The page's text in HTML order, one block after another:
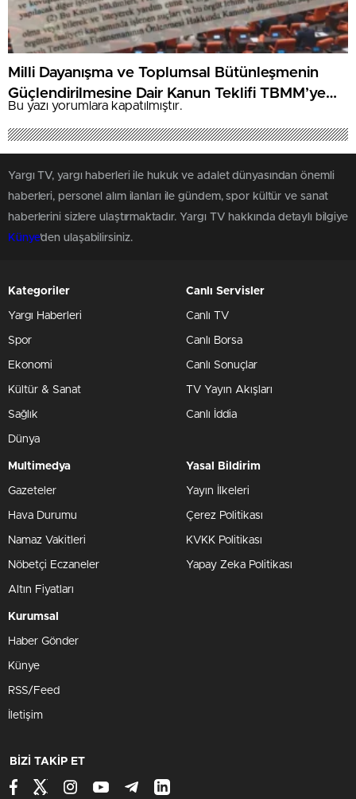
Milli Dayanışma ve Toplumsal Bütünleşmenin
Güçlendirilmesine Dair Kanun Teklifi TBMM’ye
Sunuldu.
Bu yazı yorumlara kapatılmıştır.
Yargı TV, yargı haberleri ile hukuk ve adalet dünyasından önemli
haberleri, personel alım ilanları ile gündem, spor kültür ve sanat
haberlerini sizlere ulaştırmaktadır. Yargı TV hakkında detaylı bilgiye
Künye'den ulaşabilirsiniz.
Kategoriler
Yargı Haberleri
Spor
Ekonomi
Kültür & Sanat
Sağlık
Dünya
Canlı Servisler
Canlı TV
Canlı Borsa
Canlı Sonuçlar
TV Yayın Akışları
Canlı İddia
Multimedya
Gazeteler
Hava Durumu
Namaz Vakitleri
Nöbetçi Eczaneler
Altın Fiyatları
Yasal Bildirim
Yayın İlkeleri
Çerez Politikası
KVKK Politikası
Yapay Zeka Politikası
Kurumsal
Haber Gönder
Künye
RSS/Feed
İletişim
BİZİ TAKİP ET